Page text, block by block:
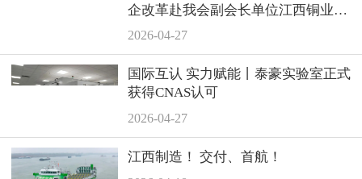
企改革赴我会副会长单位江西铜业集
团调研
2026-04-27
国际互认 实力赋能丨泰豪实验室正式
获得CNAS认可
2026-04-27
江西制造！ 交付、首航！